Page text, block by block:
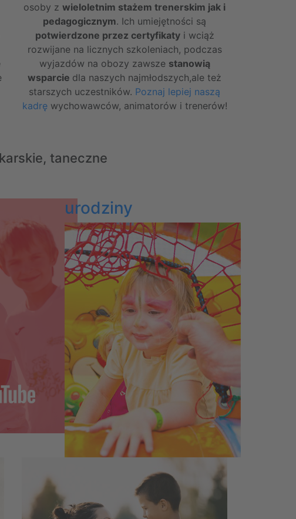
osoby z wieloletnim stażem trenerskim jak i
pedagogicznym. Ich umiejętności są
potwierdzone przez certyfikatyi wciąż
rozwijane na licznych szkoleniach, podczas
wyjazdów na obozy zawsze stanowią
wsparcie dla naszych najmłodszych,ale też
starszych uczestników. Poznaj lepiej naszą
kadręwychowawców, animatorów i trenerów!
taneczne
urodziny